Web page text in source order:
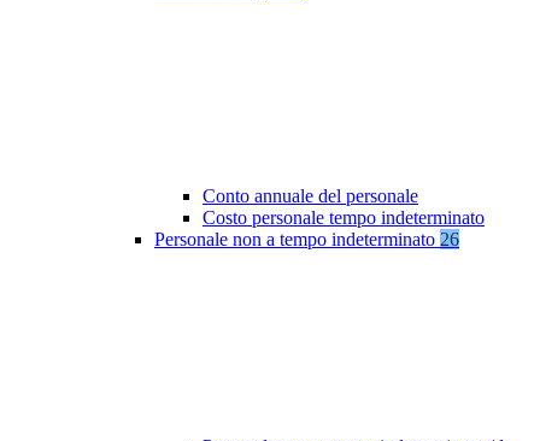
Conto annuale del personale
Costo personale tempo indeterminato
Personale non a tempo indeterminato 26